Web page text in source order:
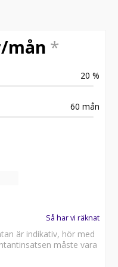
en helt ny
med erat bilköp!
Bra Bilaffär.
köpet av din nya
mån *
20 %
60 mån
Så har vi räknat
är indikativ, hör med
måste vara